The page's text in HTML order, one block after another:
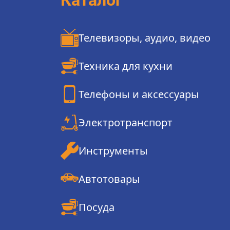
Телевизоры, аудио, видео
Техника для кухни
Телефоны и аксессуары
Электротранспорт
Инструменты
Автотовары
Посуда